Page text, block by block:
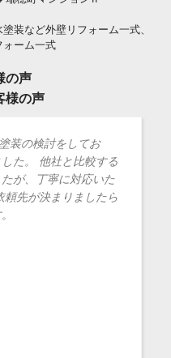
装など外壁リフォーム一式、
ォーム一式
の声
様の声
装の検討をしてお
た。 他社と比較する
が、丁寧に対応いた
先が決まりましたら